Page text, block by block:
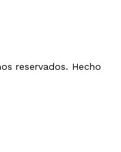
reservados. Hecho